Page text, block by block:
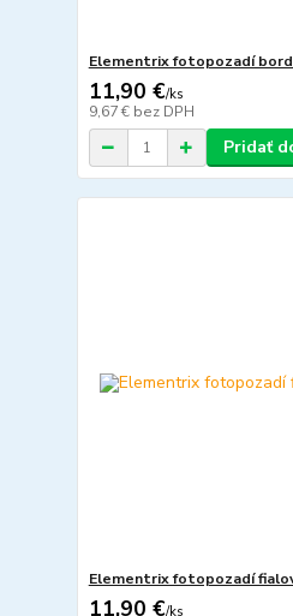
Elementrix fotopozadí
11,90 €/ks
9,67 € bez DPH
Pridať
Elementrix fotopozadí
11,90 €/ks